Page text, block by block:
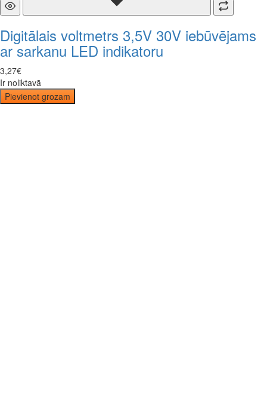
Digitālais voltmetrs 3,5V 30V iebūvējams
ar sarkanu LED indikatoru
3,27€
Ir noliktavā
Pievienot grozam